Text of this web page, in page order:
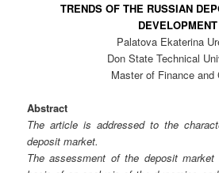
TRENDS OF THE RUSSIAN
DEVELOPMENT
Palatova Ekaterina
Don State Technical
Master of Finance and
Abstract
The article is addressed to the
deposit market.
The assessment of the deposit